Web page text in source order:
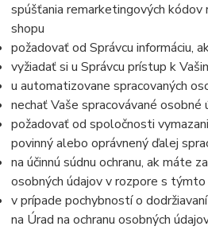
spúšťania remarketingových kódov
shopu
požadovať od Správcu informáciu,
vyžiadať si u Správcu prístup k
u automatizovane spracovaných
nechať Vaše spracovávané
požadovať od spoločnosti
povinný alebo oprávnený ďalej
na účinnú súdnu ochranu, ak máte
osobných údajov v rozpore s týmto
v prípade pochybností o
na Úrad na ochranu osobných